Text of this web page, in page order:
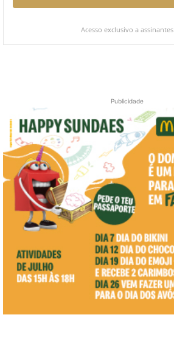
Acesso exclusivo a assinantes
Publicidade